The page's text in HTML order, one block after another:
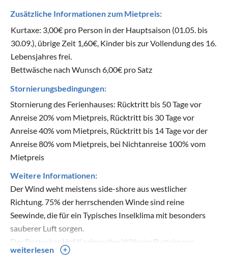
Zusätzliche Informationen zum Mietpreis:
Kurtaxe: 3,00€ pro Person in der Hauptsaison (01.05. bis
30.09.), übrige Zeit 1,60€, Kinder bis zur Vollendung des 16.
Lebensjahres frei.
Bettwäsche nach Wunsch 6,00€ pro Satz
Stornierungsbedingungen:
Stornierung des Ferienhauses: Rücktritt bis 50 Tage vor
Anreise 20% vom Mietpreis, Rücktritt bis 30 Tage vor
Anreise 40% vom Mietpreis, Rücktritt bis 14 Tage vor der
Anreise 80% vom Mietpreis, bei Nichtanreise 100% vom
Mietpreis
Weitere Informationen:
Der Wind weht meistens side-shore aus westlicher
Richtung. 75% der herrschenden Winde sind reine
Seewinde, die für ein Typisches Inselklima mit besonders
sauberer Luft sorgen.
Der Rostocker Hof Korbmacher Wilhelm Bartelmann
erfand 1882 den bis heute beliebten Strandkorb, damals ein
weiterlesen